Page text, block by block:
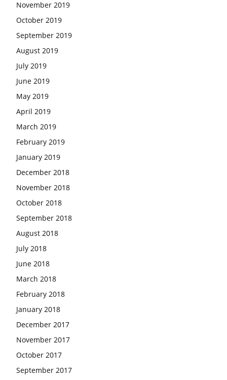
November 2019
October 2019
September 2019
August 2019
July 2019
June 2019
May 2019
April 2019
March 2019
February 2019
January 2019
December 2018
November 2018
October 2018
September 2018
August 2018
July 2018
June 2018
March 2018
February 2018
January 2018
December 2017
November 2017
October 2017
September 2017